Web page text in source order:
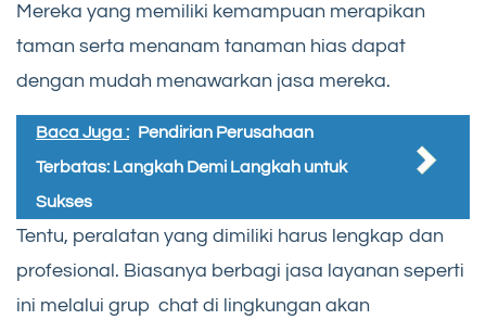
Mereka yang memiliki kemampuan merapikan
taman serta menanam tanaman hias dapat
dengan mudah menawarkan jasa mereka.
Baca Juga : Pendirian Perusahaan
Terbatas: Langkah Demi Langkah untuk
Sukses
Tentu, peralatan yang dimiliki harus lengkap dan
profesional. Biasanya berbagi jasa layanan seperti
ini melalui grup chat di lingkungan akan